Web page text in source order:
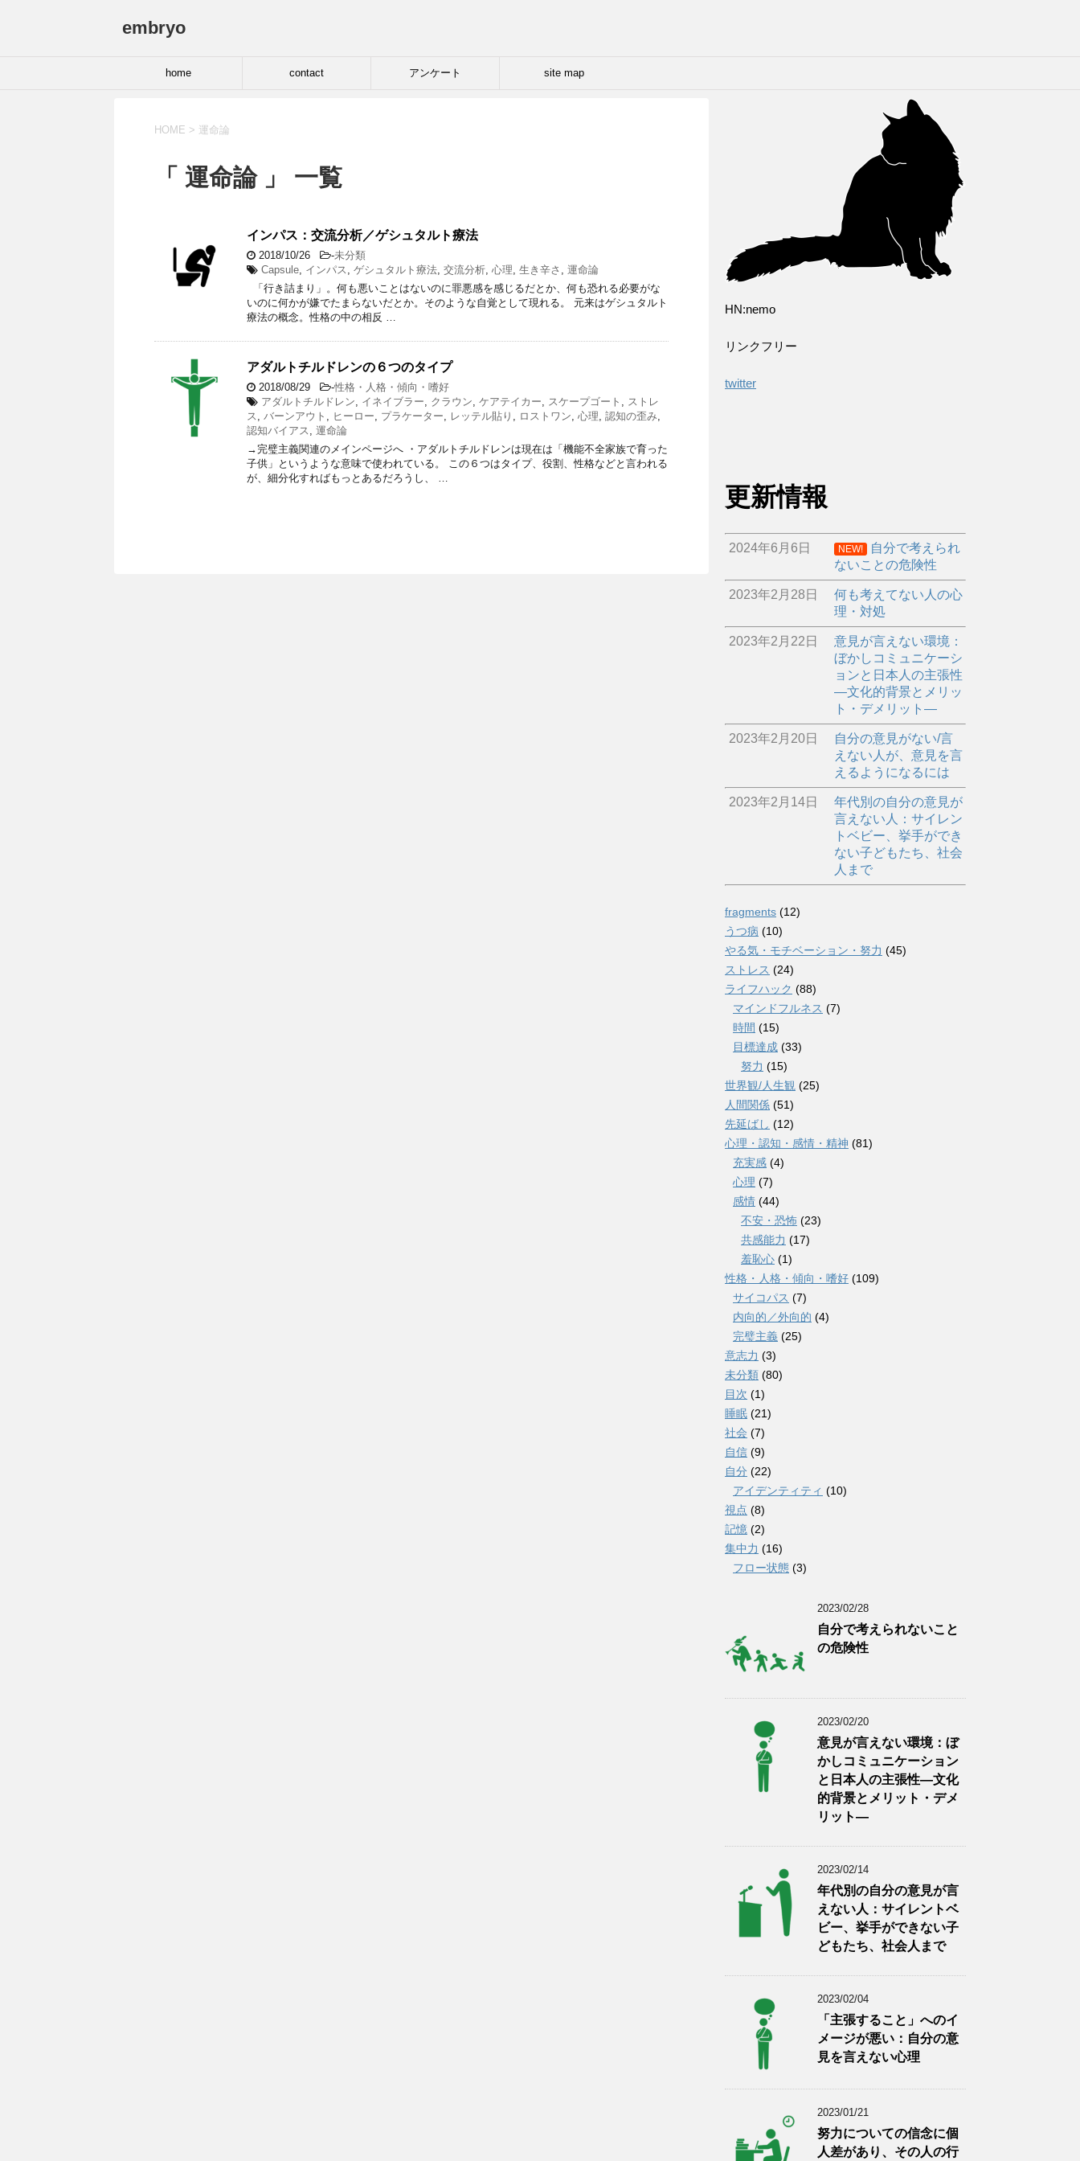
embryo
home contact アンケート site map
HOME > 運命論
「 運命論 」 一覧
インパス：交流分析／ゲシュタルト療法
2018/10/26 -未分類
Capsule, インパス , ゲシュタルト療法, 交流分析, 心理, 生き辛さ , 運命論
「行き詰まり」。何も悪いことはないのに罪悪感を感じるだとか、何も恐れる必要がな
いのに何かが嫌でたまらないだとか。そのような自覚として現れる。 元来はゲシュタルト
療法の概念。性格の中の相反 …
アダルトチルドレンの６つのタイプ
2018/08/29 -性格・人格・傾向・嗜好
アダルトチルドレン, イネイブラー, クラウン, ケアテイカー, スケープゴート , ストレ
ス , バーンアウト , ヒーロー, プラケーター, レッテル貼り , ロストワン, 心理, 認知の歪み,
認知バイアス , 運命論
→完璧主義関連のメインページへ ・アダルトチルドレンは現在は「機能不全家族で育った
子供」というような意味で使われている。 この６つはタイプ、役割、性格などと言われる
が、細分化すればもっとあるだろうし、 …
HN:nemo
リンクフリー
twitter
更新情報
2024年6月6日 NEW!
自分で考えられ
ないことの危険性
2023年2月28日
何も考えてない人の心
理・対処
2023年2月22日
意見が言えない環境：
ぼかしコミュニケーシ
ョンと日本人の主張性
―文化的背景とメリッ
ト・デメリット―
2023年2月20日
自分の意見がない/言
えない人が、意見を言
えるようになるには
2023年2月14日
年代別の自分の意見が
言えない人：サイレン
トベビー、挙手ができ
ない子どもたち、社会
人まで
fragments (12)
うつ病 (10)
やる気・モチベーション・努力 (45)
ストレス (24)
ライフハック (88)
マインドフルネス (7)
時間 (15)
目標達成 (33)
努力 (15)
世界観/人生観 (25)
人間関係 (51)
先延ばし (12)
心理・認知・感情・精神 (81)
充実感 (4)
心理 (7)
感情 (44)
不安・恐怖 (23)
共感能力 (17)
羞恥心 (1)
性格・人格・傾向・嗜好 (109)
サイコパス (7)
内向的／外向的 (4)
完璧主義 (25)
意志力 (3)
未分類 (80)
目次 (1)
睡眠 (21)
社会 (7)
自信 (9)
自分 (22)
アイデンティティ (10)
視点 (8)
記憶 (2)
集中力 (16)
フロー状態 (3)
2023/02/28
自分で考えられないこと
の危険性
2023/02/20
意見が言えない環境：ぼ
かしコミュニケーション
と日本人の主張性―文化
的背景とメリット・デメ
リット―
2023/02/14
年代別の自分の意見が言
えない人：サイレントベ
ビー、挙手ができない子
どもたち、社会人まで
2023/02/04
「主張すること」へのイ
メージが悪い：自分の意
見を言えない心理
2023/01/21
努力についての信念に個
人差があり、その人の行